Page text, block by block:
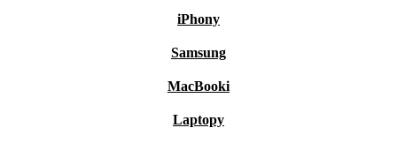
iPhony
Samsung
MacBooki
Laptopy